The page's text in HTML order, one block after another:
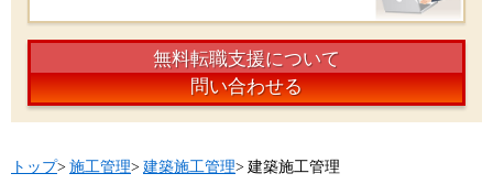
無料転職支援について
問い合わせる
トップ> 施工管理> 建築施工管理> 建築施工管理